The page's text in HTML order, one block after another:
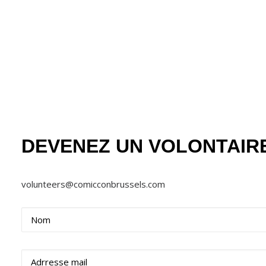
DEVENEZ UN
volunteers@comicconbrussels.com